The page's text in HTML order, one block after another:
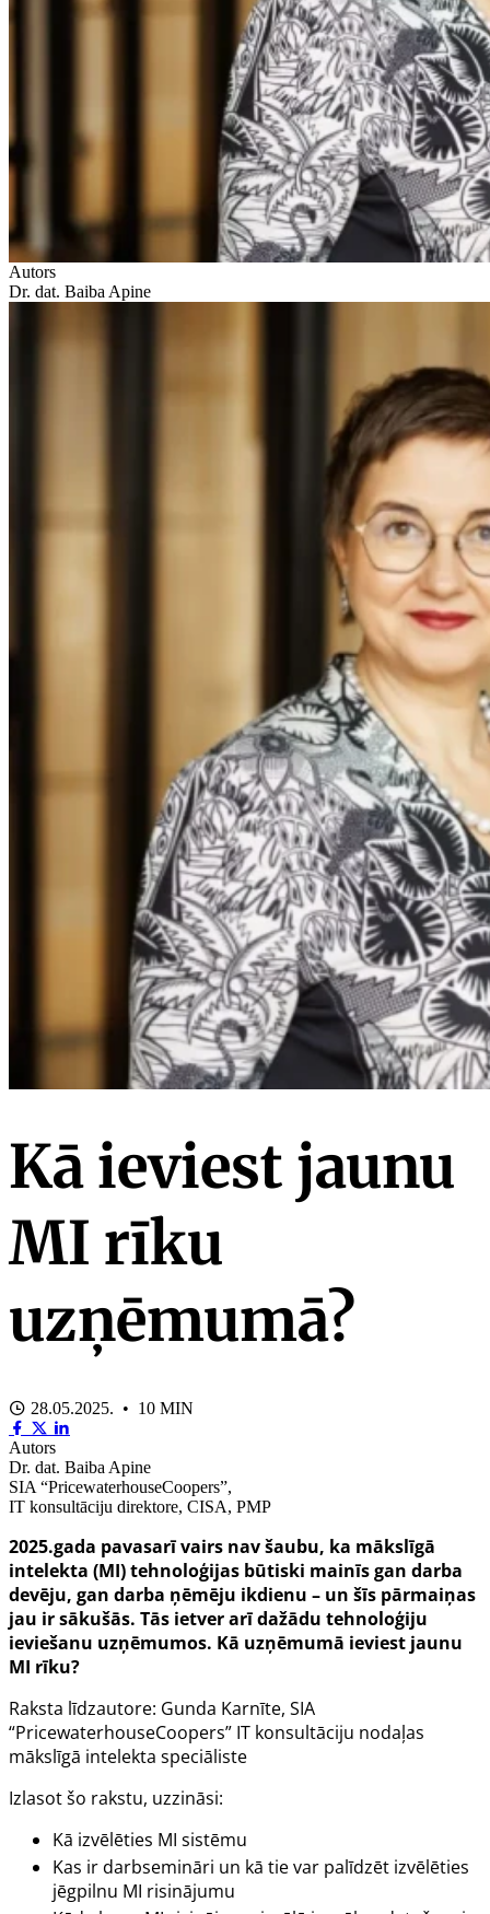
Autors
Dr. dat. Baiba Apine
Kā ieviest jaunu
MI rīku
uzņēmumā?
28.05.2025. • 10 MIN
Autors
Dr. dat. Baiba Apine
SIA “PricewaterhouseCoopers”,
IT konsultāciju direktore, CISA, PMP
2025.gada pavasarī vairs nav šaubu, ka mākslīgā
intelekta (MI) tehnoloģijas būtiski mainīs gan darba
devēju, gan darba ņēmēju ikdienu – un šīs pārmaiņas
jau ir sākušās. Tās ietver arī dažādu tehnoloģiju
ieviešanu uzņēmumos. Kā uzņēmumā ieviest jaunu
MI rīku?
Raksta līdzautore: Gunda Karnīte, SIA
“PricewaterhouseCoopers” IT konsultāciju nodaļas
mākslīgā intelekta speciāliste
Izlasot šo rakstu, uzzināsi:
Kā izvēlēties MI sistēmu
Kas ir darbsemināri un kā tie var palīdzēt izvēlēties
jēgpilnu MI risinājumu